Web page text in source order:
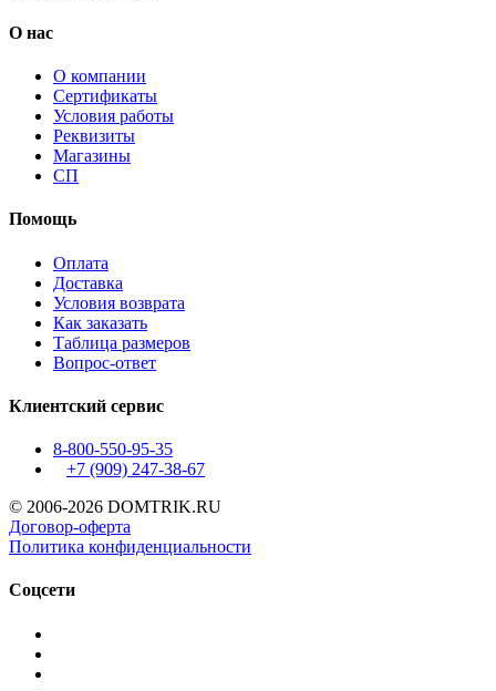
О нас
О компании
Сертификаты
Условия работы
Реквизиты
Магазины
СП
Помощь
Оплата
Доставка
Условия возврата
Как заказать
Таблица размеров
Вопрос-ответ
Клиентский сервис
8-800-550-95-35
+7 (909) 247-38-67
© 2006-2026 DOMTRIK.RU
Договор-оферта
Политика конфиденциальности
Соцсети